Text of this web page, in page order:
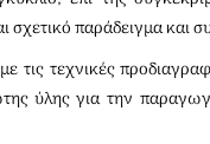
σχετικό παράδειγμα και
τις τεχνικές
ύλης για την